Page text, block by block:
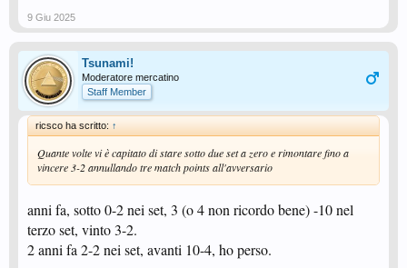
9 Giu 2025
Tsunami!
Moderatore mercatino
Staff Member
ricsco ha scritto: ↑
Quante volte vi è capitato di stare sotto due set a zero e rimontare fino a
vincere 3-2 annullando tre match points all'avversario
anni fa, sotto 0-2 nei set, 3 (o 4 non ricordo bene) -10 nel
terzo set, vinto 3-2.
2 anni fa 2-2 nei set, avanti 10-4, ho perso.